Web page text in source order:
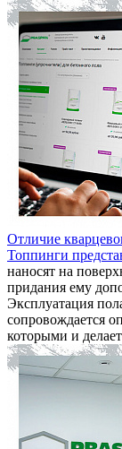
Отличие
Топпинги
наносят на
придания ему
Эксплуатация
сопровождается
которыми и